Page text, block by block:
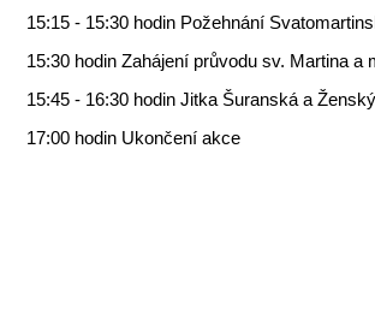
15:15 - 15:30 hodin Požehnání
15:30 hodin Zahájení průvodu sv. Martina a
15:45 - 16:30 hodin Jitka Šuranská a
17:00 hodin Ukončení akce